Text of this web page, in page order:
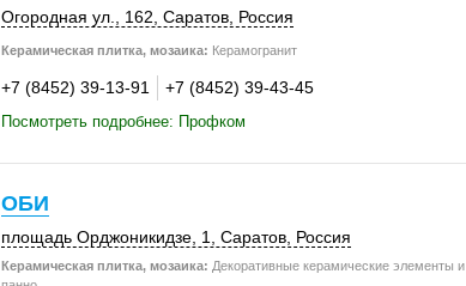
Огородная ул. 162 Саратов, Россия
Керамическая плитка, мозаика: Керамогранит
+7 (8452) 39-13-91 +7 (8452) 39-43-45
Посмотреть подробнее: Профком
ОБИ
площадь Орджоникидзе, 1, Саратов, Россия
Керамическая плитка, мозаика: Декоративные керамические элементы и